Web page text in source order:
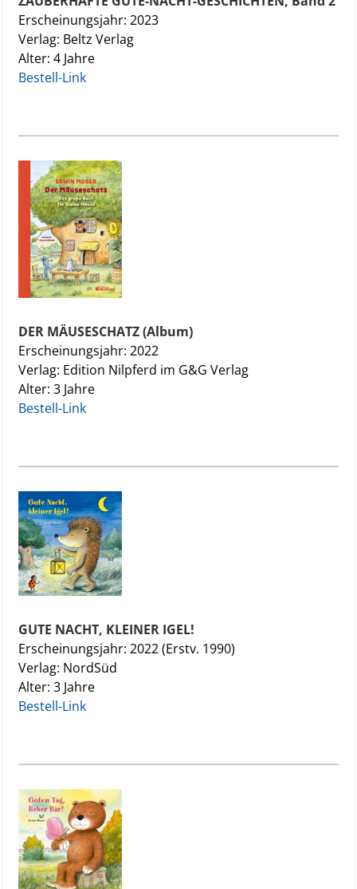
Erscheinungsjahr: 2023
Verlag: Beltz Verlag
Alter: 4 Jahre
Bestell-Link
DER MÄUSESCHATZ (Album)
Erscheinungsjahr: 2022
Verlag: Edition Nilpferd im G&G Verlag
Alter: 3 Jahre
Bestell-Link
GUTE NACHT, KLEINER IGEL!
Erscheinungsjahr: 2022 (Erstv. 1990)
Verlag: NordSüd
Alter: 3 Jahre
Bestell-Link